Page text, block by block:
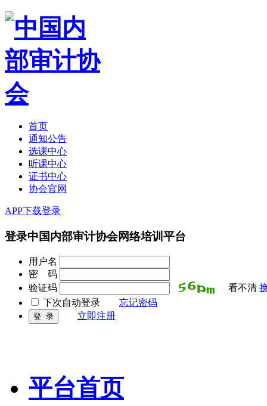
首页
通知公告
选课中心
听课中心
证书中心
协会官网
APP下载登录
登录中国内部审计协会网络培训平台
用户名
密 码
验证码
看不清
下次自动登录 忘记密码
立即注册
平台首页